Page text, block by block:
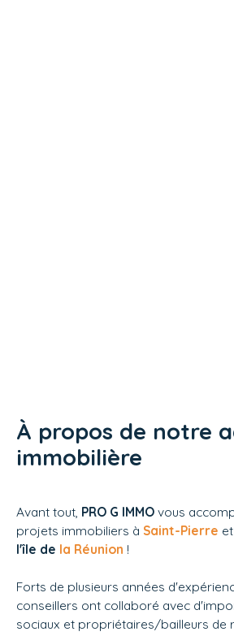
À propos de notre
immobilière
Avant tout, PRO G IMMO vous
projets immobiliers à Saint-Pierre
l'île de la Réunion !
Forts de plusieurs années
conseillers ont collaboré avec
sociaux et propriétaires/bailleurs de